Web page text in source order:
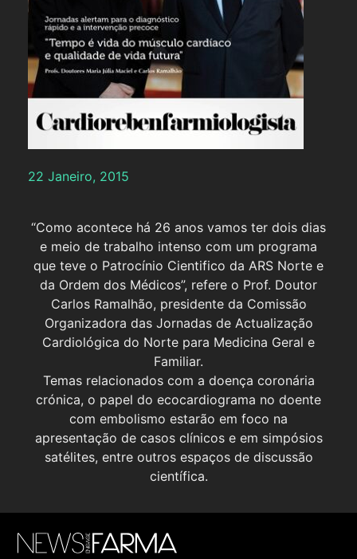
22 Janeiro, 2015
“Como acontece há 26 anos vamos ter dois dias
e meio de trabalho intenso com um programa
que teve o Patrocínio Cientifico da ARS Norte e
da Ordem dos Médicos”, refere o Prof. Doutor
Carlos Ramalhão, presidente da Comissão
Organizadora das Jornadas de Actualização
Cardiológica do Norte para Medicina Geral e
Familiar.
Temas relacionados com a doença coronária
crónica, o papel do ecocardiograma no doente
com embolismo estarão em foco na
apresentação de casos clínicos e em simpósios
satélites, entre outros espaços de discussão
científica.